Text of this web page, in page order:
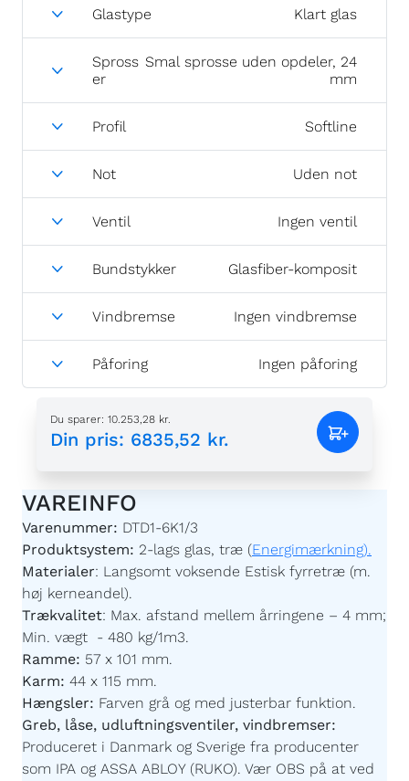
Glastype Klart glas
Spross
er
Smal sprosse uden opdeler, 24
mm
Profil Softline
Not Uden not
Ventil Ingen ventil
Bundstykker Glasfiber-komposit
Vindbremse Ingen vindbremse
Påforing Ingen påforing
Du sparer: 10.253,28 kr.
Din pris: 6835,52 kr.
VAREINFO
Varenummer: DTD1-6K1/3
Produktsystem: 2-lags glas, træ (Energimærkning).
Materialer: Langsomt voksende Estisk fyrretræ (m.
høj kerneandel).
Trækvalitet: Max. afstand mellem årringene – 4 mm;
Min. vægt - 480 kg/1m3.
Ramme: 57 x 101 mm.
Karm: 44 x 115 mm.
Hængsler: Farven grå og med justerbar funktion.
Greb, låse, udluftningsventiler, vindbremser:
Produceret i Danmark og Sverige fra producenter
som IPA og ASSA ABLOY (RUKO). Vær OBS på at ved